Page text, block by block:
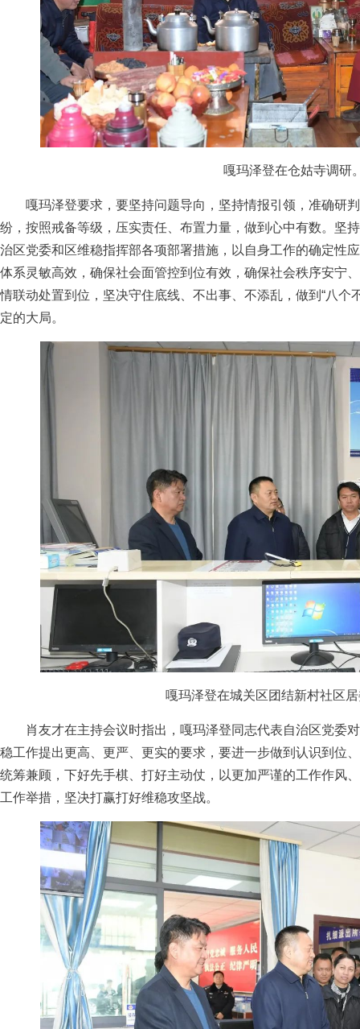
嘎玛泽登在仓姑寺调研
嘎玛泽登要求，要坚持问题导向，坚持情报引领，准确研
纷，按照戒备等级，压实责任、布置力量，做到心中有数。坚
治区党委和区维稳指挥部各项部署措施，以自身工作的确定性
体系灵敏高效，确保社会面管控到位有效，确保社会秩序安宁
情联动处置到位，坚决守住底线、不出事、不添乱，做到“八个
定的大局。
嘎玛泽登在城关区团结新村社区居
肖友才在主持会议时指出，嘎玛泽登同志代表自治区党委对
稳工作提出更高、更严、更实的要求，要进一步做到认识到位
统筹兼顾，下好先手棋、打好主动仗，以更加严谨的工作作风
工作举措，坚决打赢打好维稳攻坚战。